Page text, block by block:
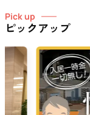
Pick up
ピックアップ